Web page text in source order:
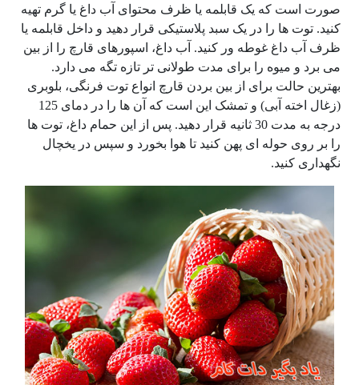
صورت است که یک قابلمه یا ظرف محتوای آب داغ یا گرم تهیه
کنید. توت ها را در یک سبد پلاستیکی قرار دهید و داخل قابلمه یا
ظرف آب داغ غوطه ور کنید. آب داغ، اسپورهای قارچ را از بین
می برد و میوه را برای مدت طولانی تر تازه تگه می دارد.
بهترین حالت برای از بین بردن قارچ انواع توت فرنگی، بلوبری
(زغال اخته آبی) و تمشک این است که آن ها را در دمای 125
درجه به مدت 30 ثانیه قرار دهید. پس از این حمام داغ، توت ها
را بر روی حوله ای پهن کنید تا هوا بخورد و سپس در یخچال
نگهداری کنید.